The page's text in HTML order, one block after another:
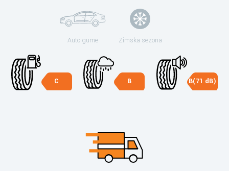
Auto gume Zimska sezona
C B B(71 dB)